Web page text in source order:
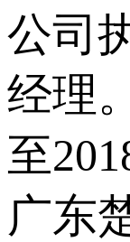
公司
经理
至
广东